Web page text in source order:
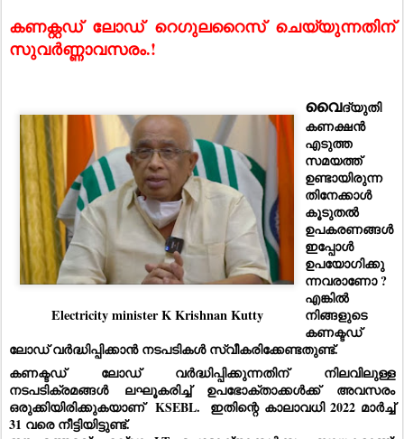
കണക്റ്റഡ് ലോഡ് റെഗുലറൈസ് ചെയ്യുന്നതിന്
സുവർണ്ണാവസരം.!
Electricity minister K Krishnan Kutty
വൈദ്യുതി
കണക്ഷൻ
എടുത്ത
സമയത്ത്
ഉണ്ടായിരുന്ന
തിനേക്കാൾ
കൂടുതൽ
ഉപകരണങ്ങൾ
ഇപ്പോൾ
ഉപയോഗിക്കു
ന്നവരാണോ ?
എങ്കിൽ
നിങ്ങളുടെ
കണക്ടഡ്
ലോഡ് വർദ്ധിപ്പിക്കാൻ നടപടികൾ സ്വീകരിക്കേണ്ടതുണ്ട്.
കണക്ടഡ് ലോഡ് വർദ്ധിപ്പിക്കുന്നതിന് നിലവിലുള്ള
നടപടിക്രമങ്ങൾ ലഘൂകരിച്ച് ഉപഭോക്താക്കൾക്ക് അവസരം
ഒരുക്കിയിരിക്കുകയാണ്  KSEBL.  ഇതിന്റെ കാലാവധി 2022 മാർച്ച്
31 വരെ നീട്ടിയിട്ടുണ്ട്.